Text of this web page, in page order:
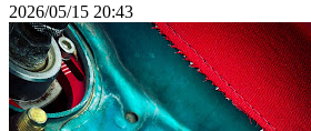
2026/05/15 20:43